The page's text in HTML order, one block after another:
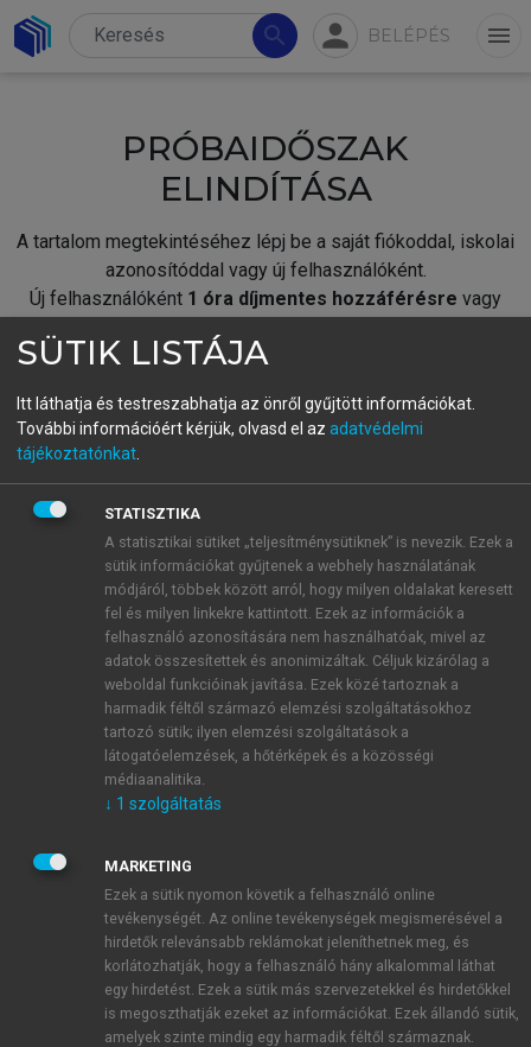
search person BELÉPÉS menu
PRÓBAIDŐSZAK
ELINDÍTÁSA
A tartalom megtekintéséhez lépj be a saját fiókoddal, iskolai
azonosítóddal vagy új felhasználóként.
Új felhasználóként 1 óra díjmentes hozzáférésre vagy
fiókoddal,vagy hozz létre új fiókot.
A regisztráció után apróbaidőszakautomatikusan
BELÉPÉS SAJÁT FIÓKKAL
ÚJ FIÓK LÉTREHOZÁSA
1 óra díjmentes hozzáférés
E-MAIL-CÍM
JELSZÓ
JELSZÓ ÚJRA
Kérek értesítést a MeRSZ újdonságairól, akcióiról.
SÜTIK LISTÁJA
Itt láthatja és testreszabhatja az önről gyűjtött információkat.
További információért kérjük, olvasd el az adatvédelmi
tájékoztatónkat
STATISZTIKA
A statisztikai sütiket „teljesítménysütiknek” is nevezik. Ezek a
sütik információkat gyűjtenek a webhely használatának
módjáról, többek között arról, hogy milyen oldalakat keresett
fel és milyen linkekre kattintott. Ezek az információk a
felhasználó azonosítására nem használhatóak, mivel az
adatok összesítettek és anonimizáltak. Céljuk kizárólag a
weboldal funkcióinak javítása. Ezek közé tartoznak a
harmadik féltől származó elemzési szolgáltatásokhoz
tartozó sütik; ilyen elemzési szolgáltatások a
látogatóelemzések, a hőtérképek és a közösségi
médiaanalitika.
↓ 1 szolgáltatás
MARKETING
Ezek a sütik nyomon követik a felhasználó online
tevékenységét. Az online tevékenységek megismerésével a
hirdetők relevánsabb reklámokat jeleníthetnek meg, és
korlátozhatják, hogy a felhasználó hány alkalommal láthat
egy hirdetést. Ezek a sütik más szervezetekkel és hirdetőkkel
is megoszthatják ezeket az információkat. Ezek állandó sütik,
amelyek szinte mindig egy harmadik féltől származnak.